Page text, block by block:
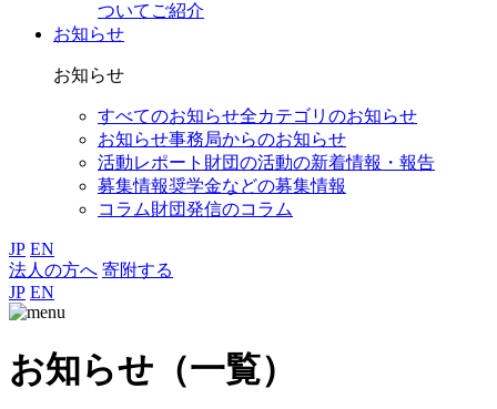
ついてご紹介
お知らせ
お知らせ
すべてのお知らせ全カテゴリのお知らせ
お知らせ事務局からのお知らせ
活動レポート 財団の活動の新着情報・報告
募集情報奨学金などの募集情報
コラム財団発信のコラム
JP EN
法人の方へ 寄附する
JP EN
お知らせ（一覧）